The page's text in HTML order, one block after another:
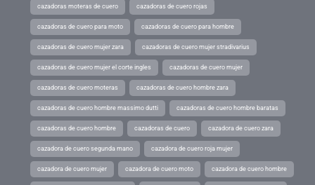
cazadoras moteras de cuero cazadoras de cuero rojas
cazadoras de cuero para moto cazadoras de cuero para hombre
cazadoras de cuero mujer zara cazadoras de cuero mujer stradivarius
cazadoras de cuero mujer el corte ingles cazadoras de cuero mujer
cazadoras de cuero moteras cazadoras de cuero hombre zara
cazadoras de cuero hombre massimo dutti cazadoras de cuero hombre baratas
cazadoras de cuero hombre cazadoras de cuero cazadora de cuero zara
cazadora de cuero segunda mano cazadora de cuero roja mujer
cazadora de cuero mujer cazadora de cuero moto cazadora de cuero hombre